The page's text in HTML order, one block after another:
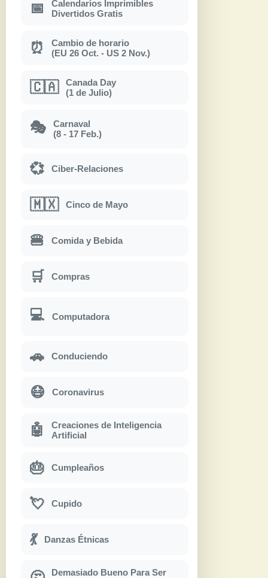
📅
Calendarios Imprimibles
Divertidos Gratis
⏰
Cambio de horario
(EU 26 Oct. - US 2 Nov.)
🇨🇦
Canada Day
(1 de Julio)
🎭
Carnaval
(8 - 17 Feb.)
💞 Ciber-Relaciones
🇲🇽 Cinco de Mayo
🍔 Comida y Bebida
🛒 Compras
💻 Computadora
🚗 Conduciendo
😷 Coronavirus
🤖
Creaciones de Inteligencia
Artificial
🎂 Cumpleaños
💘 Cupido
💃 Danzas Étnicas
Demasiado Bueno Para Ser